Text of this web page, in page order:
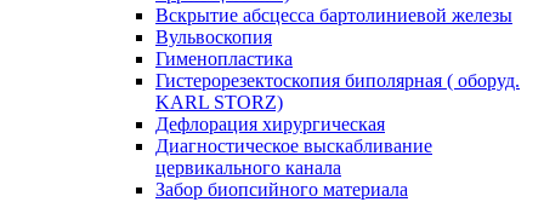
Вскрытие абсцесса бартолиниевой железы
Вульвоскопия
Гименопластика
Гистерорезектоскопия биполярная ( оборуд.
KARL STORZ)
Дефлорация хирургическая
Диагностическое выскабливание
цервикального канала
Забор биопсийного материала